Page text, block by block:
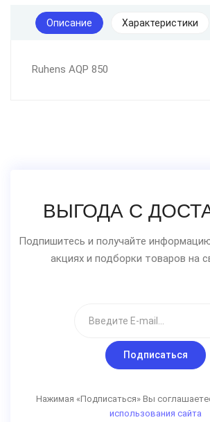
Описание Характеристики
Ruhens AQP 850
ВЫГОДА С
Подпишитесь и получайте
акциях и подборки товаров на
Подписаться
Нажимая «Подписаться» Вы
использования сайта